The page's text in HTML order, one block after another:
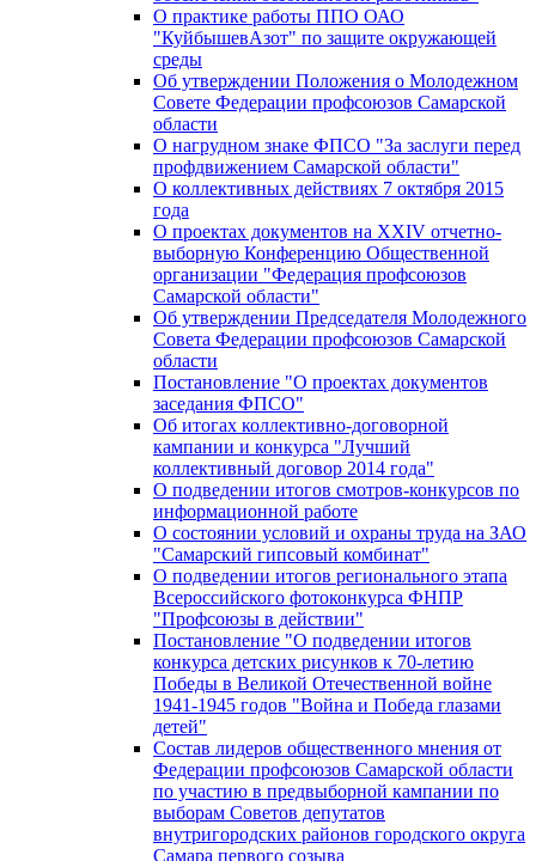
О практике работы ППО ОАО
"КуйбышевАзот" по защите окружающей
среды
Об утверждении Положения о Молодежном
Совете Федерации профсоюзов Самарской
области
О нагрудном знаке ФПСО "За заслуги перед
профдвижением Самарской области"
О коллективных действиях 7 октября 2015
года
О проектах документов на XXIV отчетно-
выборную Конференцию Общественной
организации "Федерация профсоюзов
Самарской области"
Об утверждении Председателя Молодежного
Совета Федерации профсоюзов Самарской
области
Постановление "О проектах документов
заседания ФПСО"
Об итогах коллективно-договорной
кампании и конкурса "Лучший
коллективный договор 2014 года"
О подведении итогов смотров-конкурсов по
информационной работе
О состоянии условий и охраны труда на ЗАО
"Самарский гипсовый комбинат"
О подведении итогов регионального этапа
Всероссийского фотоконкурса ФНПР
"Профсоюзы в действии"
Постановление "О подведении итогов
конкурса детских рисунков к 70-летию
Победы в Великой Отечественной войне
1941-1945 годов "Война и Победа глазами
детей"
Состав лидеров общественного мнения от
Федерации профсоюзов Самарской области
по участию в предвыборной кампании по
выборам Советов депутатов
внутригородских районов городского округа
Самара первого созыва